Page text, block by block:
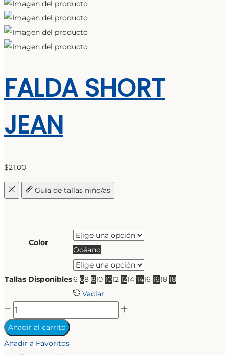
FALDA SHORT
JEAN
$21,00
Guía de tallas niño/as
Color
Océano
Tallas Disponibles6 68 810 1012 1214 1416 1618 18
Vaciar
FALDA
SHORT
JEAN
Añadir al carrito
Añadir a Favoritos